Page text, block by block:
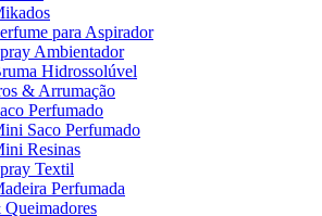
para Aspirador
Ambientador
Hidrossolúvel
& Arrumação
Perfumado
Saco Perfumado
Resinas
Textil
Perfumada
Queimadores